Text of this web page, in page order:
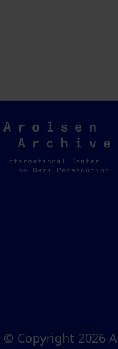
Arolsen
Archives
© Copyright 2026